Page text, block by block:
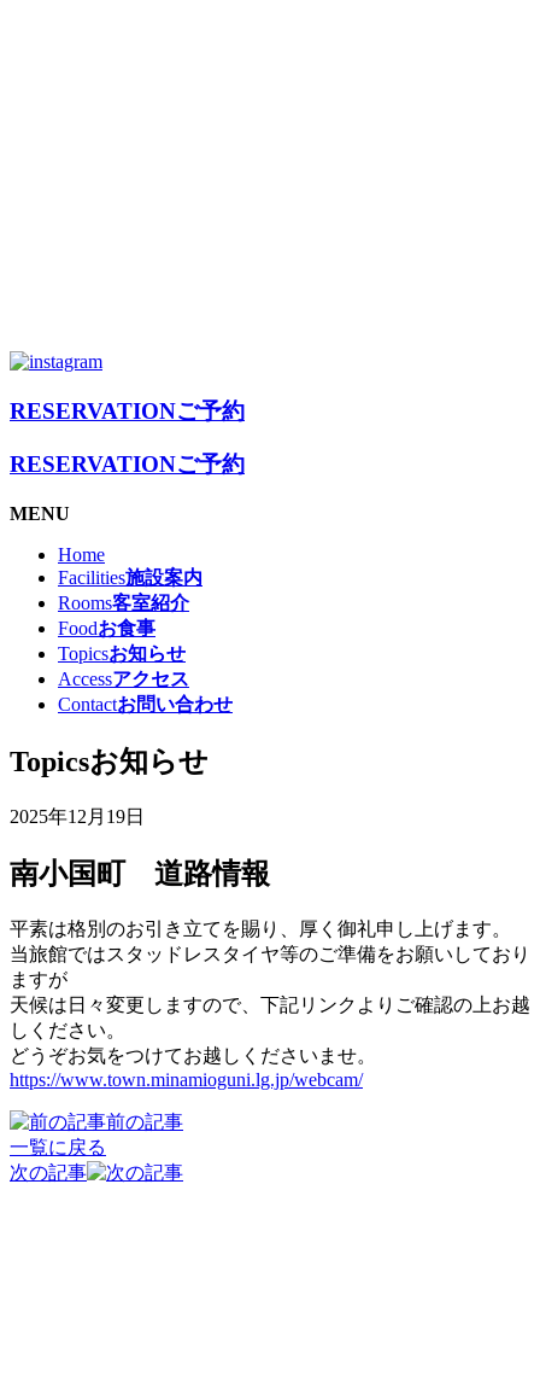
RESERVATIONご予約
RESERVATIONご予約
MENU
Home
Facilities施設案内
Rooms客室紹介
Foodお食事
Topicsお知らせ
Accessアクセス
Contactお問い合わせ
Topicsお知らせ
2025年12月19日
南小国町 道路情報
平素は格別のお引き立てを賜り、厚く御礼申し上げます。
当旅館ではスタッドレスタイヤ等のご準備をお願いしており
ますが
天候は日々変更しますので、下記リンクよりご確認の上お越
しください。
どうぞお気をつけてお越しくださいませ。
https://www.town.minamioguni.lg.jp/webcam/
前の記事
一覧に戻る
次の記事